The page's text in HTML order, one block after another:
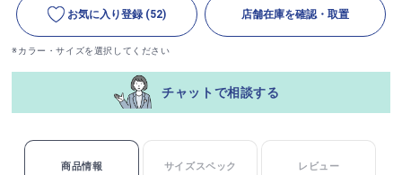
お気に入り登録 (52) 店舗在庫を確認・取置
※カラー・サイズを選択してください
チャットで相談する
商品情報 サイズスペック レビュー